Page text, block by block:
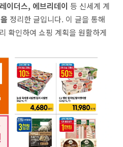
이더스, 에브리데이 등 신세계 계
정리한 글입니다. 이 글을 통해
확인하여 쇼핑 계획을 원활하게